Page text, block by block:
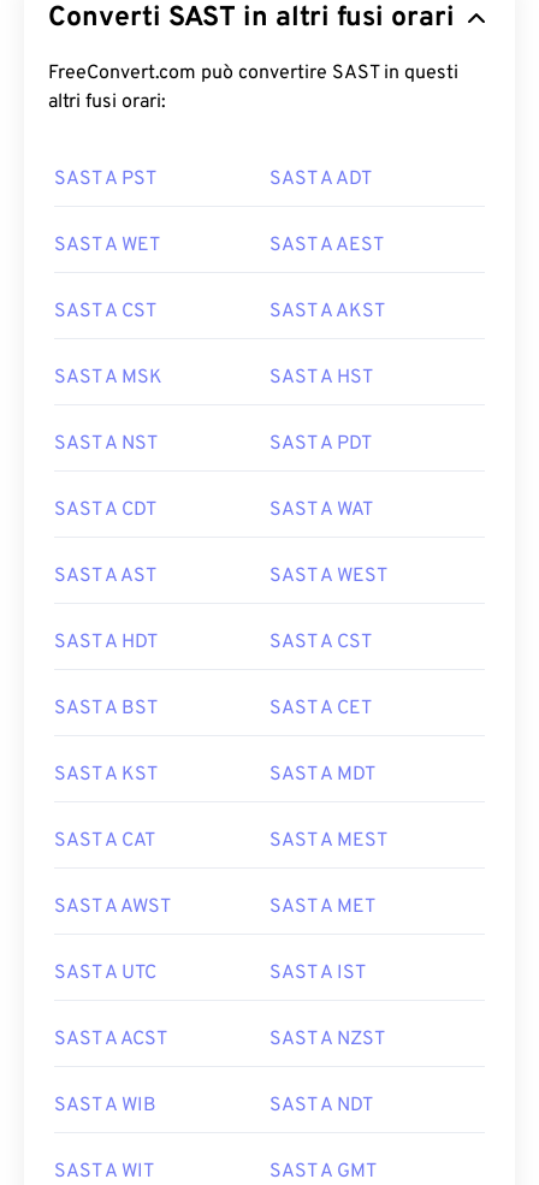
Converti SAST in altri fusi orari
FreeConvert.com può convertire SAST in questi
altri fusi orari:
SAST A PST SAST A ADT
SAST A WET SAST A AEST
SAST A CST SAST A AKST
SAST A MSK SAST A HST
SAST A NST SAST A PDT
SAST A CDT SAST A WAT
SAST A AST SAST A WEST
SAST A HDT SAST A CST
SAST A BST SAST A CET
SAST A KST SAST A MDT
SAST A CAT SAST A MEST
SAST A AWST SAST A MET
SAST A UTC SAST A IST
SAST A ACST SAST A NZST
SAST A WIB SAST A NDT
SAST A WIT SAST A GMT